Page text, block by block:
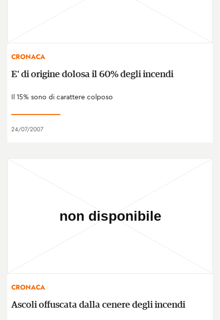
CRONACA
E' di origine dolosa il 60% degli incendi
Il 15% sono di carattere colposo
24/07/2007
CRONACA
Ascoli offuscata dalla cenere degli incendi